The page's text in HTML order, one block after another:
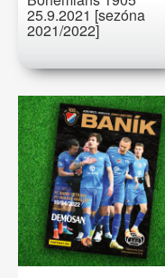
25.9.2021 [sezóna
2021/2022]